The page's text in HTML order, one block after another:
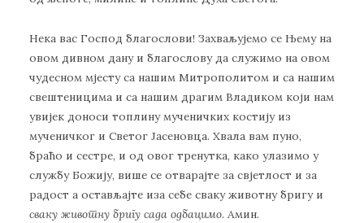
Нека вас Господ благослови! Захваљујемо се Њему на
овом дивном дану и благослову да служимо на овом
чудесном мјесту са нашим Митрополитом и са нашим
свештеницима и са нашим драгим Владиком који нам
увијек доноси топлину мученичких костију из
мученичког и Светог Јасеновца. Хвала вам пуно,
браћо и сестре, и од овог тренутка, како улазимо у
службу Божију, више се отварајте за свјетлост и за
радост а остављајте иза себе сваку животну бригу и
сваку животну бригу сада одбацимо. Амин.